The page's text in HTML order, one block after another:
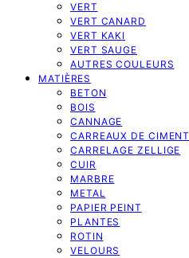
VERT
VERT CANARD
VERT KAKI
VERT SAUGE
AUTRES COULEURS
MATIÈRES
BETON
BOIS
CANNAGE
CARREAUX DE CIMENT
CARRELAGE ZELLIGE
CUIR
MARBRE
METAL
PAPIER PEINT
PLANTES
ROTIN
VELOURS